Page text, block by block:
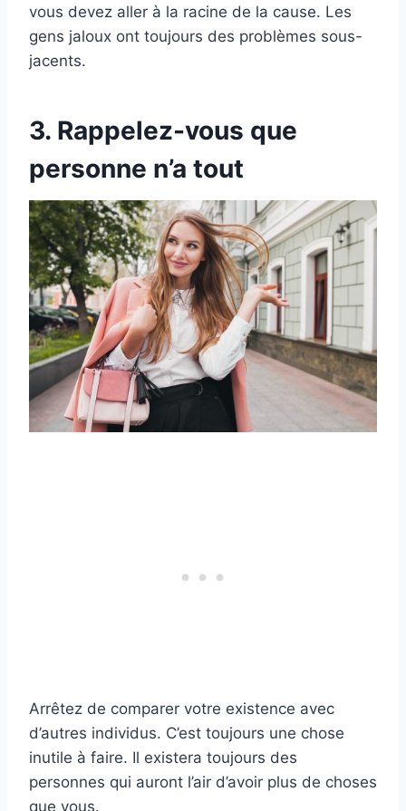
vous devez aller à la racine de la cause. Les
gens jaloux ont toujours des problèmes sous-
jacents.
3. Rappelez-vous que
personne n’a tout
Arrêtez de comparer votre existence avec
d’autres individus. C’est toujours une chose
inutile à faire. Il existera toujours des
personnes qui auront l’air d’avoir plus de choses
que vous.